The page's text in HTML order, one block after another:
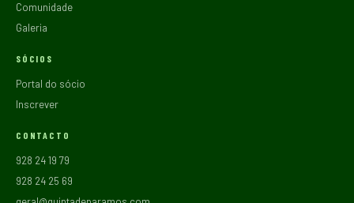
Comunidade
Galeria
SÓCIOS
Portal do sócio
Inscrever
CONTACTO
928 24 19 79
928 24 25 69